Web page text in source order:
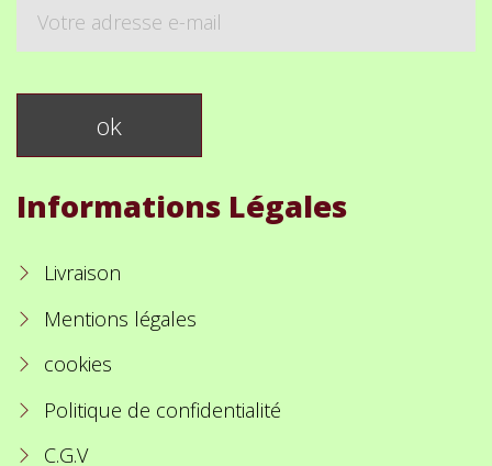
Informations Légales
Livraison
Mentions légales
cookies
Politique de confidentialité
C.G.V